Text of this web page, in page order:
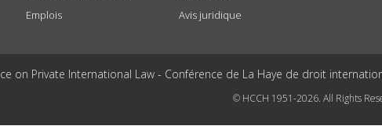
Emplois
Avis juridique
on Private International Law - Conférence de La Haye de droit
© HCCH 1951-2026. All Rights